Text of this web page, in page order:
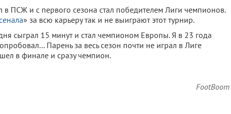
ПСЖ и с первого сезона стал победителем Лиги чемпионов.
» за всю карьеру так и не выиграют этот турнир.
сыграл 15 минут и стал чемпионом Европы. Я в 23 года
Парень за весь сезон почти не играл в Лиге
в финале и сразу чемпион.
FootBoom